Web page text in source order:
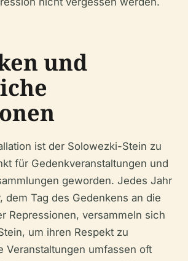
und
ist der Solowezki-Stein zu
für Gedenkveranstaltungen und
geworden. Jedes Jahr
dem Tag des Gedenkens an die
Repressionen, versammeln sich
um ihren Respekt zu
Veranstaltungen umfassen oft